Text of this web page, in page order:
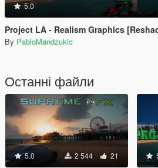
5.0
Project LA - Realism Graphics
By PabloMandzukic
Останні файли
5.0 2 544 21